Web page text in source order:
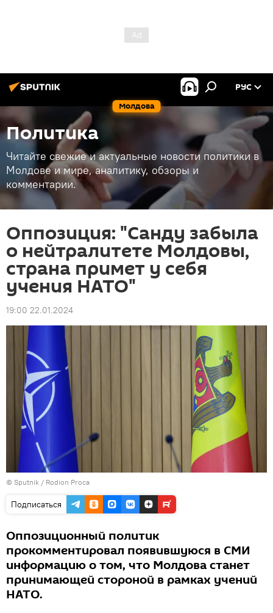
Молдова
РУС
Политика
Читайте свежие и актуальные новости политики в
Молдове и мире, аналитику, обзоры и
комментарии.
Оппозиция: "Санду забыла
о нейтралитете Молдовы,
страна примет у себя
учения НАТО"
19:00 22.01.2024
© Sputnik / Rodion Proca
Подписаться
Оппозиционный политик
прокомментировал появившуюся в СМИ
информацию о том, что Молдова станет
принимающей стороной в рамках учений
НАТО.